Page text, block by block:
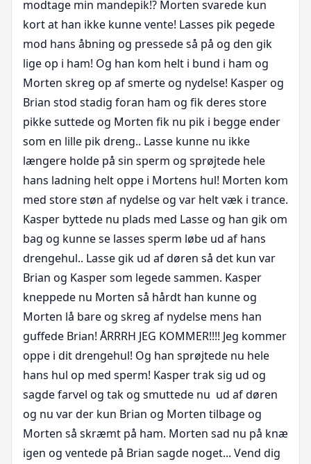
modtage min mandepik!? Morten svarede kun
kort at han ikke kunne vente! Lasses pik pegede
mod hans åbning og pressede så på og den gik
lige op i ham! Og han kom helt i bund i ham og
Morten skreg op af smerte og nydelse! Kasper og
Brian stod stadig foran ham og fik deres store
pikke suttede og Morten fik nu pik i begge ender
som en lille pik dreng.. Lasse kunne nu ikke
længere holde på sin sperm og sprøjtede hele
hans ladning helt oppe i Mortens hul! Morten kom
med store støn af nydelse og var helt væk i trance.
Kasper byttede nu plads med Lasse og han gik om
bag og kunne se lasses sperm løbe ud af hans
drengehul.. Lasse gik ud af døren så det kun var
Brian og Kasper som legede sammen. Kasper
kneppede nu Morten så hårdt han kunne og
Morten lå bare og skreg af nydelse mens han
guffede Brian! ÅRRRH JEG KOMMER!!!! Jeg kommer
oppe i dit drengehul! Og han sprøjtede nu hele
hans hul op med sperm! Kasper trak sig ud og
sagde farvel og tak og smuttede nu  ud af døren
og nu var der kun Brian og Morten tilbage og
Morten så skræmt på ham. Morten sad nu på knæ
igen og ventede på Brian sagde noget... Vend dig